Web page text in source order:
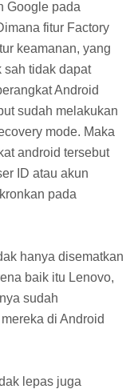
Google pada
fitur Factory
keamanan, yang
sah tidak dapat
Android
sudah melakukan
mode. Maka
android tersebut
ID atau akun
pada
hanya disematkan
baik itu Lenovo,
sudah
di Android
lepas juga